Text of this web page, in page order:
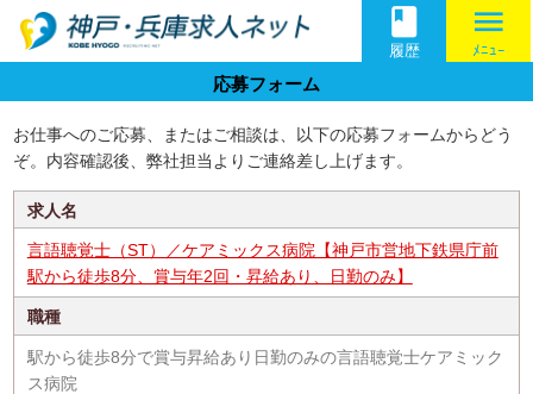
book
履歴
menu
ﾒﾆｭｰ
応募フォーム
お仕事へのご応募、またはご相談は、以下の応募フォームからどう
ぞ。内容確認後、弊社担当よりご連絡差し上げます。
求人名
言語聴覚士（ST）／ケアミックス病院【神戸市営地下鉄県庁前
駅から徒歩8分、賞与年2回・昇給あり、日勤のみ】
職種
駅から徒歩8分で賞与昇給あり日勤のみの言語聴覚士ケアミック
ス病院